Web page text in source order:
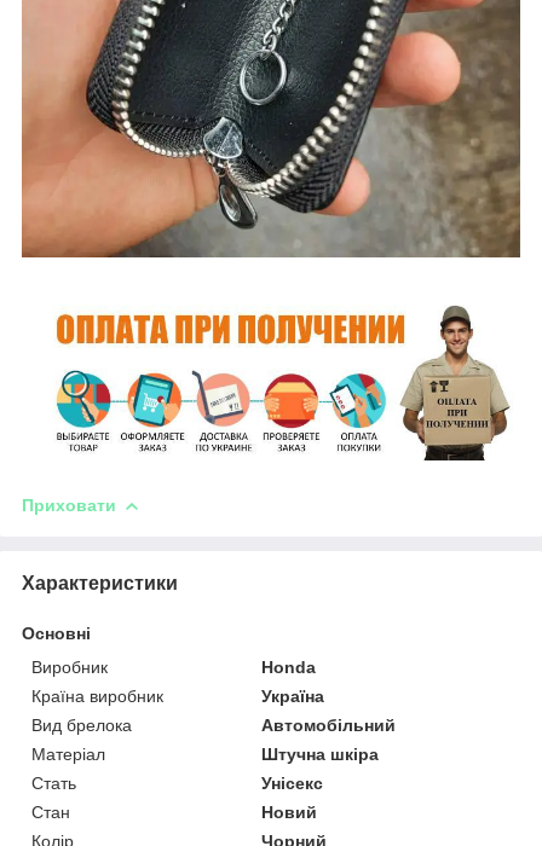
Приховати
Характеристики
Основні
Виробник
Honda
Країна виробник
Україна
Вид брелока
Автомобільний
Матеріал
Штучна шкіра
Стать
Унісекс
Стан
Новий
Колір
Чорний